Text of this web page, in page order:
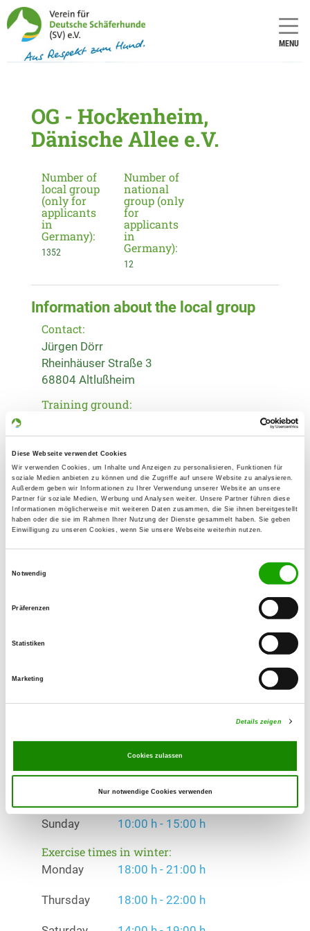
Diese Webseite verwendet Cookies
Wir verwenden Cookies, um Inhalte und Anzeigen zu personalisieren, Funktionen für
soziale Medien anbieten zu können und die Zugriffe auf unsere Website zu analysieren.
Außerdem geben wir Informationen zu Ihrer Verwendung unserer Website an unsere
Partner für soziale Medien, Werbung und Analysen weiter. Unsere Partner führen diese
Informationen möglicherweise mit weiteren Daten zusammen, die Sie ihnen bereitgestellt
haben oder die sie im Rahmen Ihrer Nutzung der Dienste gesammelt haben. Sie geben
Einwilligung zu unseren Cookies, wenn Sie unsere Webseite weiterhin nutzen.
Notwendig
Präferenzen
Statistiken
Marketing
Details zeigen
Cookies zulassen
Nur notwendige Cookies verwenden
MENU
OG - Hockenheim,
Dänische Allee e.V.
Number of
local group
(only for
applicants
in
Germany):
1352
Number of
national
group (only
for
applicants
in
Germany):
12
Information about the local group
Contact:
Jürgen Dörr
Rheinhäuser Straße 3
68804 Altlußheim
Training ground:
68766 Hockenheim
Phone:
0620531923
Handy:
01703112804
E-Mail:
regina.doerr@web.de
Offer:
Faehrte, Schutzdienst, Rettungshunde
18:00 h - 22:00 h
14:00 h - 19:00 h
Sunday 10:00 h - 15:00 h
Exercise times in winter:
Monday 18:00 h - 21:00 h
Thursday 18:00 h - 22:00 h